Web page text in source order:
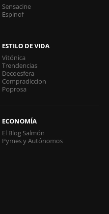
Sensacine
Espinof
ESTILO DE VIDA
Vitónica
Trendencias
Decoesfera
Compradiccion
Poprosa
ECONOMÍA
El Blog Salmón
Pymes y Autónomos